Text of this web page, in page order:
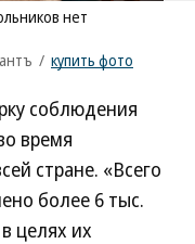
нет
/ купить фото
соблюдения
время
стране. «Всего
более 6 тыс.
целях их